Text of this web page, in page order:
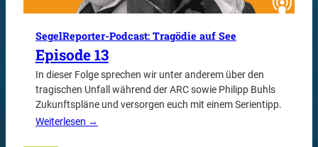
SegelReporter-Podcast: Tragödie auf See
Episode 13
In dieser Folge sprechen wir unter anderem über den
tragischen Unfall während der ARC sowie Philipp Buhls
Zukunftspläne und versorgen euch mit einem Serientipp.
Weiterlesen →